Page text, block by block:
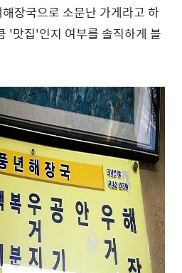
장국으로 소문난 가게라고 하
'맛집'인지 여부를 솔직하게 블